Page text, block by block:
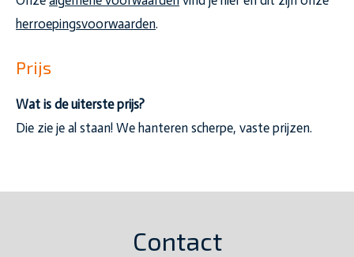
herroepingsvoorwaarden.
Prijs
Wat is de uiterste prijs?
Die zie je al staan! We hanteren scherpe, vaste prijzen.
Contact